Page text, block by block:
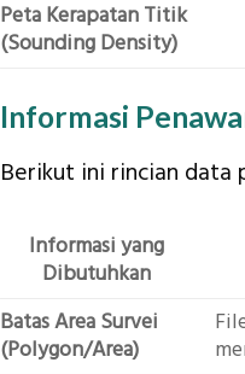
Peta Kerapatan Titik
(Sounding Density)
Informasi
Berikut ini rincian data
Informasi yang
Dibutuhkan
Batas Area Survei
(Polygon/Area)